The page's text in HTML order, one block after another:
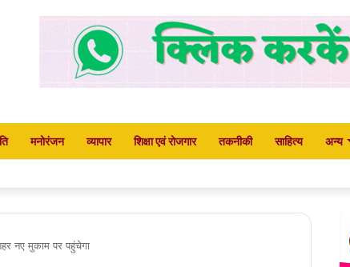
मनोरंजन व्यापार शिक्षा एवं रोजगार तकनीकी साहित्य अन्य
नए मुकाम पर पहुंचेगा